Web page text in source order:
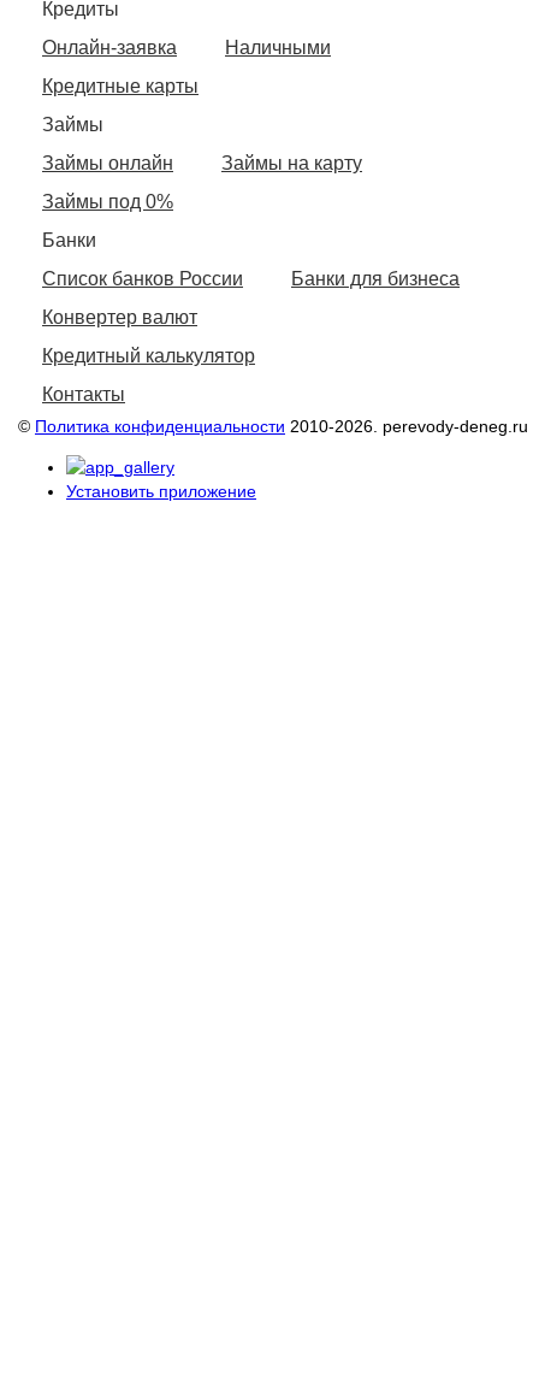
Кредиты
Онлайн-заявка
Наличными
Кредитные карты
Займы
Займы онлайн
Займы на карту
Займы под 0%
Банки
Список банков России
Банки для бизнеса
Конвертер валют
Кредитный калькулятор
Контакты
© Политика конфиденциальности 2010-2026. perevody-deneg.ru
Установить приложение